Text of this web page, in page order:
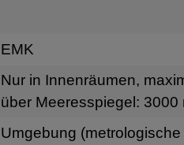
EMK
Nur in Innenräumen,
über Meeresspiegel: 3000
Umgebung (metrologische